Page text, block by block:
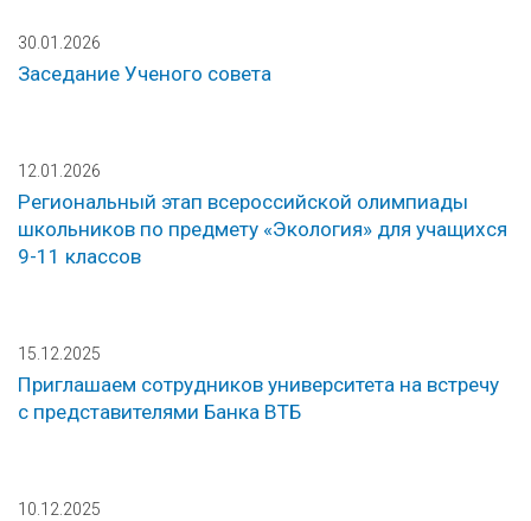
30.01.2026
Заседание Ученого совета
12.01.2026
Региональный этап всероссийской олимпиады
школьников по предмету «Экология» для учащихся
9-11 классов
15.12.2025
Приглашаем сотрудников университета на встречу
с представителями Банка ВТБ
10.12.2025